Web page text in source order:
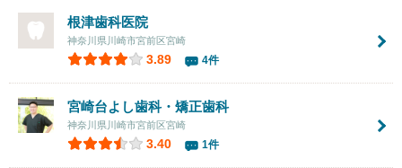
根津歯科医院
神奈川県川崎市宮前区宮崎
3.89 4件
宮崎台よし歯科・矯正歯科
神奈川県川崎市宮前区宮崎
3.40 1件